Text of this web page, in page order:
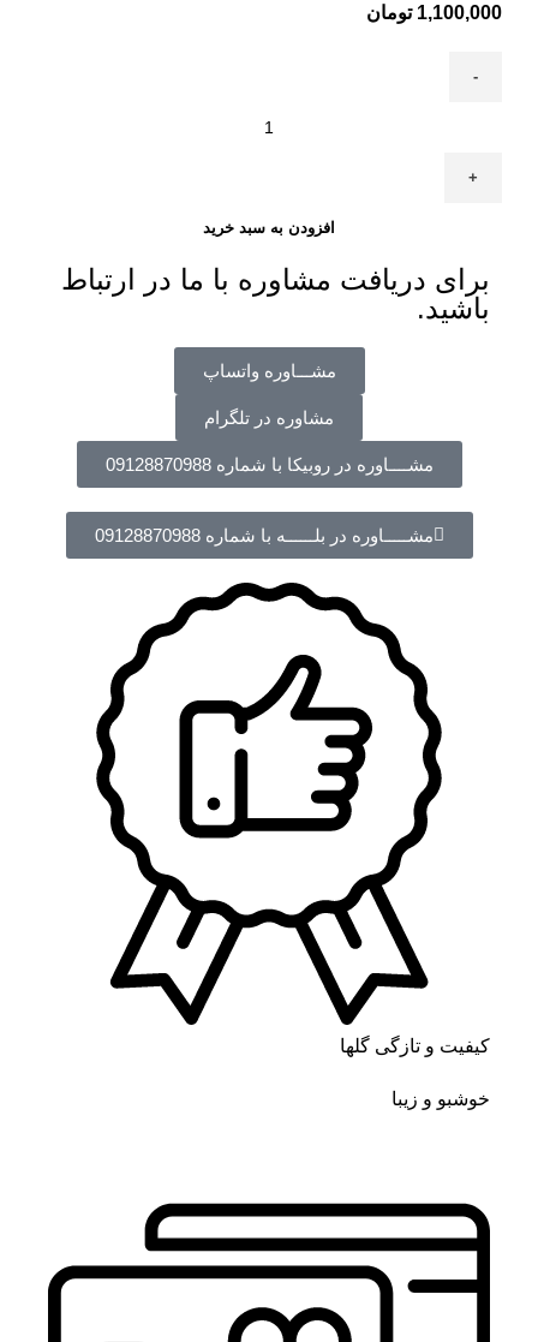
1,100,000 تومان
افزودن به سبد خرید
برای دریافت مشاوره با ما در ارتباط
باشید.
مشـــاوره واتساپ
مشاوره در تلگرام
مشــــاوره در روبیکا با شماره 09128870988
مشـــــاوره در بلــــــه با شماره 09128870988
کیفیت و تازگی گلها
خوشبو و زیبا